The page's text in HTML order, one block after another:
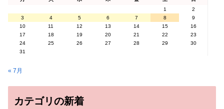
1
2
3
4 5 6 7 8
9
10
11 12 13 14 15
16
17
18 19 20 21 22
23
24
25 26 27 28 29
30
31
« 7月
カテゴリの新着